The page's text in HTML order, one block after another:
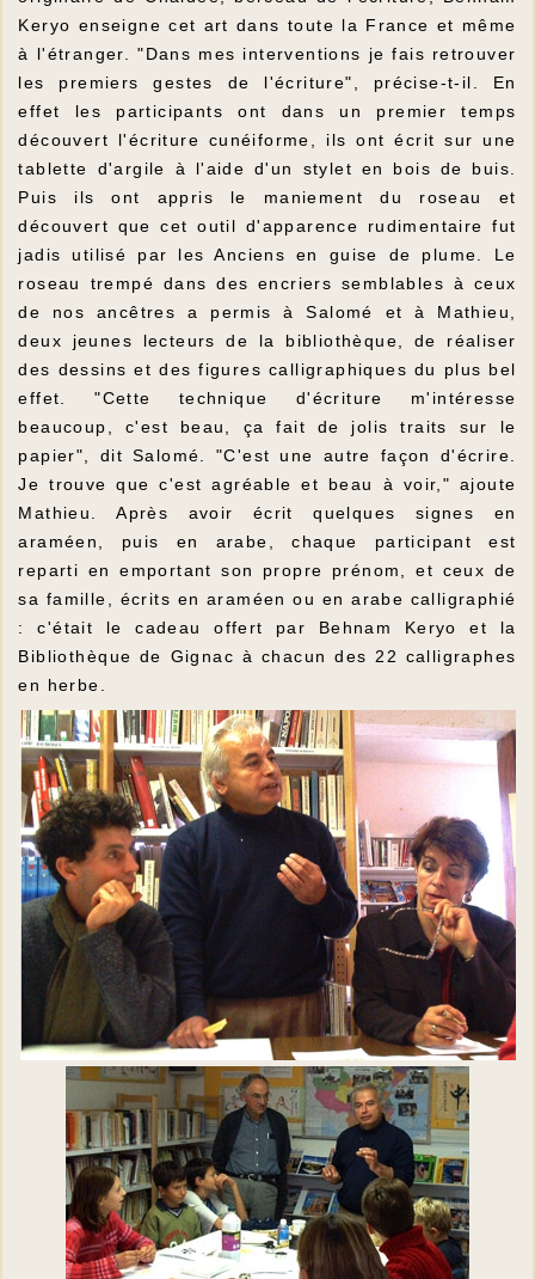
Keryo enseigne cet art dans toute la France et même
à l'étranger. "Dans mes interventions je fais retrouver
les premiers gestes de l'écriture", précise-t-il. En
effet les participants ont dans un premier temps
découvert l'écriture cunéiforme, ils ont écrit sur une
tablette d'argile à l'aide d'un stylet en bois de buis.
Puis ils ont appris le maniement du roseau et
découvert que cet outil d'apparence rudimentaire fut
jadis utilisé par les Anciens en guise de plume. Le
roseau trempé dans des encriers semblables à ceux
de nos ancêtres a permis à Salomé et à Mathieu,
deux jeunes lecteurs de la bibliothèque, de réaliser
des dessins et des figures calligraphiques du plus bel
effet. "Cette technique d'écriture m'intéresse
beaucoup, c'est beau, ça fait de jolis traits sur le
papier", dit Salomé. "C'est une autre façon d'écrire.
Je trouve que c'est agréable et beau à voir," ajoute
Mathieu. Après avoir écrit quelques signes en
araméen, puis en arabe, chaque participant est
reparti en emportant son propre prénom, et ceux de
sa famille, écrits en araméen ou en arabe calligraphié
: c'était le cadeau offert par Behnam Keryo et la
Bibliothèque de Gignac à chacun des 22 calligraphes
en herbe.